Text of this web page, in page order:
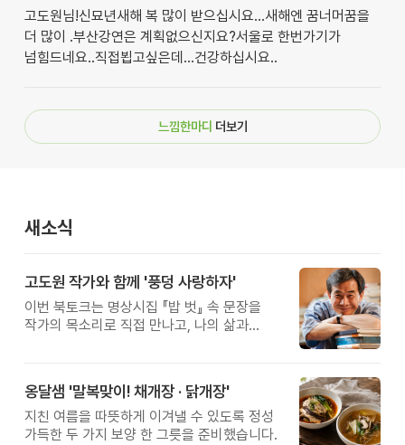
고도원님!신묘년새해 복 많이 받으십시요...새해엔 꿈너머꿈을
더 많이 .부산강연은 계획없으신지요?서울로 한번가기가
넘힘드네요..직접뵙고싶은데...건강하십시요..
느낌한마디 더보기
새소식
고도원 작가와 함께 '풍덩 사랑하자'
이번 북토크는 명상시집 『밥 벗』 속 문장을
작가의 목소리로 직접 만나고, 나의 삶과
옹달샘 '말복맞이! 채개장 · 닭개장'
지친 여름을 따뜻하게 이겨낼 수 있도록 정성
가득한 두 가지 보양 한 그릇을 준비했습니다.